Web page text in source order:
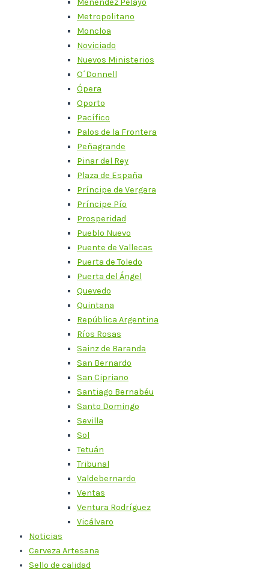
Menéndez Pelayo
Metropolitano
Moncloa
Noviciado
Nuevos Ministerios
O´Donnell
Ópera
Oporto
Pacífico
Palos de la Frontera
Peñagrande
Pinar del Rey
Plaza de España
Príncipe de Vergara
Príncipe Pío
Prosperidad
Pueblo Nuevo
Puente de Vallecas
Puerta de Toledo
Puerta del Ángel
Quevedo
Quintana
República Argentina
Ríos Rosas
Sainz de Baranda
San Bernardo
San Cipriano
Santiago Bernabéu
Santo Domingo
Sevilla
Sol
Tetuán
Tribunal
Valdebernardo
Ventas
Ventura Rodríguez
Vicálvaro
Noticias
Cerveza Artesana
Sello de calidad